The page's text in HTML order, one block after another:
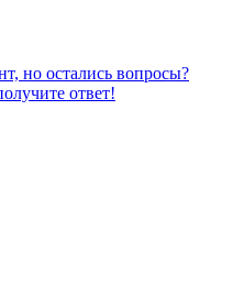
но остались вопросы?
ответ!